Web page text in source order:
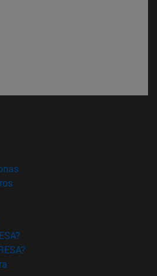
ventana)
(abre en nueva ventana)
(abre en nueva ventana)